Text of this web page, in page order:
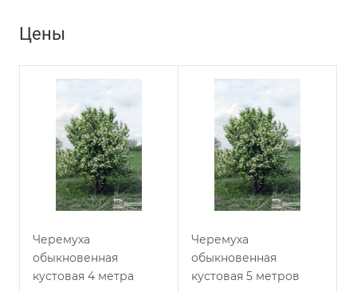
Цены
Черемуха
обыкновенная
кустовая 4 метра
Черемуха
обыкновенная
кустовая 5 метров